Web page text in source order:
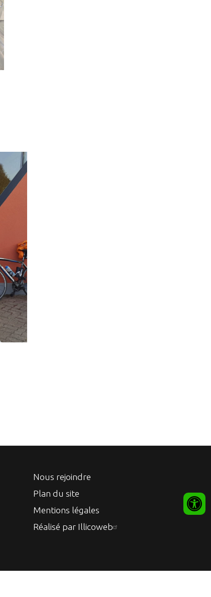
Nous rejoindre
Plan du site
Mentions légales
Réalisé par Illicoweb